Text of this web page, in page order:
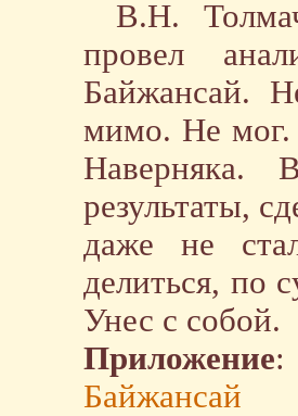
В.Н.
провел
Байжансай.
мимо. Не мог.
Наверняка.
результаты,
даже не
делиться, по
Унес с собой.
Приложение:
Байжансай